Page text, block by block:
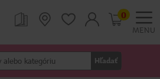
MENU
Hľadať
0